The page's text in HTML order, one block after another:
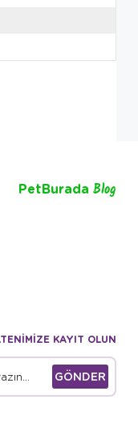
PetBurada Blog
KAYIT OLUN
GÖNDER